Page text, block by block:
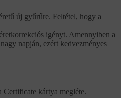
új gyűrűre. Feltétel, hogy a
igényt. Amennyiben a
napján, ezért kedvezményes
kártya megléte.